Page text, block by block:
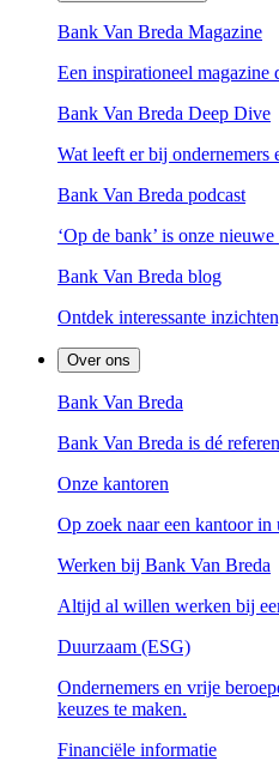
Bank Van Breda Magazine
Een inspirationeel magazine
Bank Van Breda Deep Dive
Wat leeft er bij ondernemers
Bank Van Breda podcast
‘Op de bank’ is onze
Bank Van Breda blog
Ontdek interessante
Over ons
Bank Van Breda
Bank Van Breda is dé
Onze kantoren
Op zoek naar een kantoor
Werken bij Bank Van Breda
Altijd al willen werken bij
Duurzaam (ESG)
Ondernemers en vrije
keuzes te maken.
Financiële informatie